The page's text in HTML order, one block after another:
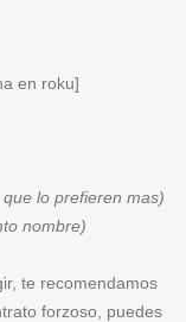
en roku]
lo prefieren mas)
nombre)
te recomendamos
forzoso, puedes